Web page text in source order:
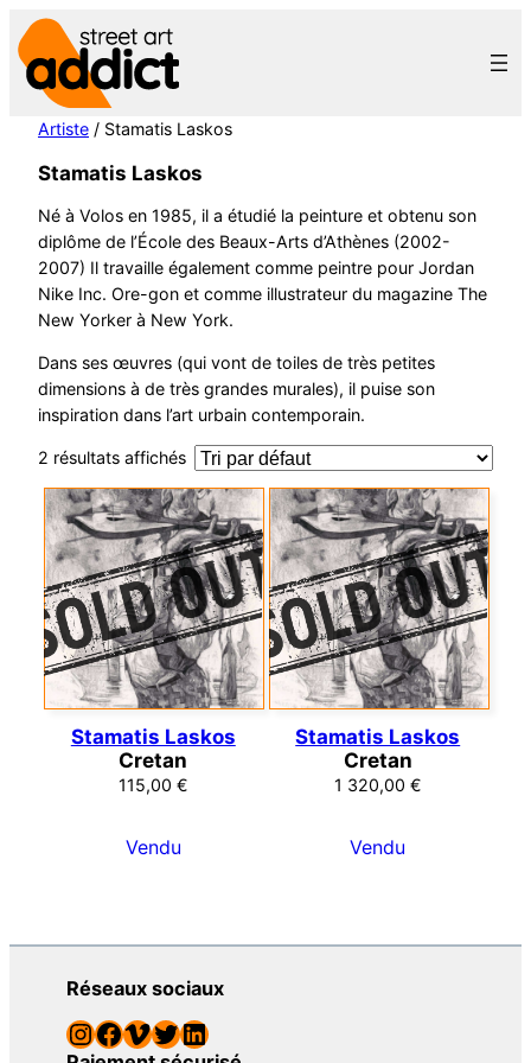
Aller
au
contenu
Artiste / Stamatis Laskos
Stamatis Laskos
Né à Volos en 1985, il a étudié la peinture et obtenu son
diplôme de l’École des Beaux-Arts d’Athènes (2002-
2007) Il travaille également comme peintre pour Jordan
Nike Inc. Ore-gon et comme illustrateur du magazine The
New Yorker à New York.
Dans ses œuvres (qui vont de toiles de très petites
dimensions à de très grandes murales), il puise son
inspiration dans l’art urbain contemporain.
2 résultats affichés
Stamatis Laskos
Cretan
115,00 €
Vendu
Stamatis Laskos
Cretan
1 320,00 €
Vendu
Réseaux sociaux
InstagramFacebook Vimeo Twitter LinkedIn